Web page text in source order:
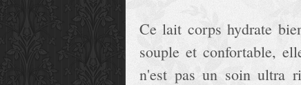
Ce lait corps hydrate
souple et confortable,
n'est pas un soin ultra